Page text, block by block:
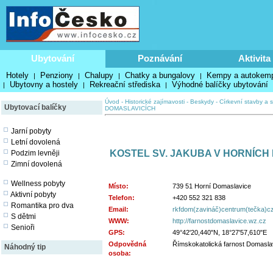
Ubytování Poznávání Aktivita
Hotely | Penziony | Chalupy | Chatky a bungalovy | Kempy a
| Ubytovny a hostely | Rekreační střediska | Výhodné balíčky ubytování
Ubytovací balíčky
Jarní pobyty
Letní dovolená
Podzim levněji
Zimní dovolená
Wellness pobyty
Aktivní pobyty
Romantika pro dva
S dětmi
Senioři
Náhodný tip
Úvod - Historické zajímavosti - Beskydy - Církevní stavby a
DOMASLAVICÍCH
KOSTEL SV. JAKUBA V
Místo:
739 51 Horní Domaslavice
Telefon:
+420 552 321 838
Email:
WWW:
http://farnostdomaslavice.wz.cz
GPS:
49°42'20,440"N, 18°27'57,610"E
Odpovědná
osoba:
Římskokatolická farnost